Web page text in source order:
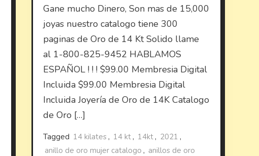
Gane mucho Dinero, Son mas de 15,000
joyas nuestro catalogo tiene 300
paginas de Oro de 14 Kt Solido llame
al 1-800-825-9452 HABLAMOS
ESPAÑOL ! ! ! $99.00 Membresia Digital
Incluida $99.00 Membresia Digital
Incluida Joyería de Oro de 14K Catalogo
de Oro […]
Tagged 14 kilates , 14 kt , 14kt , 2021 ,
anillo de oro mujer catalogo , anillos de oro